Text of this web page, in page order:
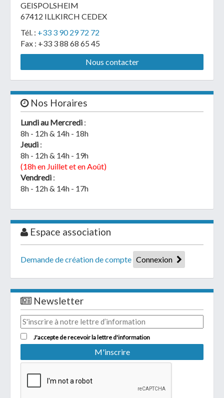
GEISPOLSHEIM
67412 ILLKIRCH CEDEX
Tél. : +33 3 90 29 72 72
Fax : +33 3 88 68 65 45
Nous contacter
Nos Horaires
Lundi au Mercredi :
8h - 12h & 14h - 18h
Jeudi :
8h - 12h & 14h - 19h
(18h en Juillet et en Août)
Vendredi :
8h - 12h & 14h - 17h
Espace association
Demande de création de compte Connexion
Newsletter
J'accepte de recevoir la lettre d'information